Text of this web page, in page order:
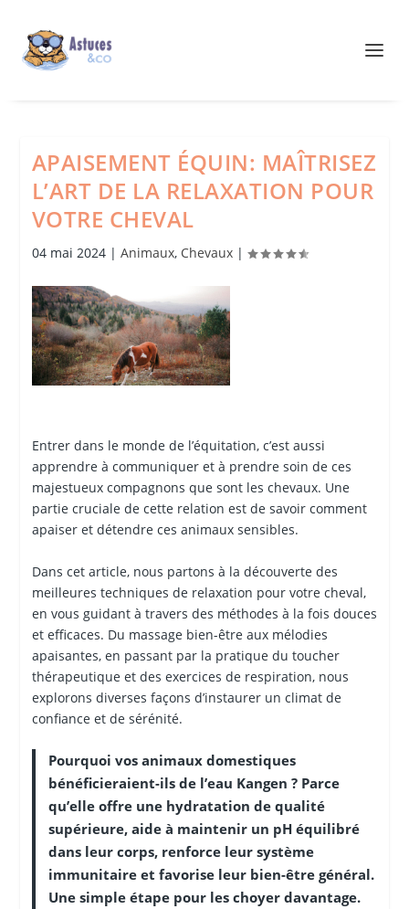
APAISEMENT ÉQUIN: MAÎTRISEZ
L’ART DE LA RELAXATION POUR
VOTRE CHEVAL
04 mai 2024| Animaux, Chevaux|
Entrer dans le monde de l’équitation, c’est aussi
apprendre à communiquer et à prendre soin de ces
majestueux compagnons que sont les chevaux. Une
partie cruciale de cette relation est de savoir comment
apaiser et détendre ces animaux sensibles.
Dans cet article, nous partons à la découverte des
meilleures techniques de relaxation pour votre cheval,
en vous guidant à travers des méthodes à la fois douces
et efficaces. Du massage bien-être aux mélodies
apaisantes, en passant par la pratique du toucher
thérapeutique et des exercices de respiration, nous
explorons diverses façons d’instaurer un climat de
confiance et de sérénité.
Pourquoi vos animaux domestiques
bénéficieraient-ils de l’eau Kangen ? Parce
qu’elle offre une hydratation de qualité
supérieure, aide à maintenir un pH équilibré
dans leur corps, renforce leur système
immunitaire et favorise leur bien-être général.
Une simple étape pour les choyer davantage.